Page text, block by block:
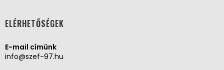
ELÉRHETŐSÉGEK
E-mail címünk
info@szef-97.hu